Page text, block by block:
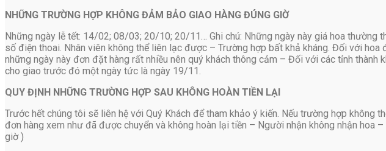
NHỮNG TRƯỜNG HỢP KHÔNG ĐẢM BẢO GIAO HÀNG ĐÚNG GIỜ
Những ngày lễ tết: 14/02; 08/03; 20/10; 20/11… Ghi chú: Những ngày này giá hoa
số điện thoai. Nhân viên không thể liên lạc được – Trường hợp bất khả kháng. Đối với
những ngày này đơn đặt hàng rất nhiều nên quý khách thông cảm – Đối với các tỉnh
cho giao trước đó một ngày tức là ngày 19/11.
QUY ĐỊNH NHỮNG TRƯỜNG HỢP SAU KHÔNG HOÀN TIỀN LẠI
Trước hết chúng tôi sẽ liên hệ với Quý Khách để tham khảo ý kiến. Nếu trường hợp
đơn hàng xem như đã được chuyển và không hoàn lại tiền – Người nhận không nhận hoa
giờ )